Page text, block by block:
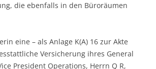
die ebenfalls in den Büroräumen
eine – als Anlage K(A) 16 zur Akte
Versicherung ihres General
President Operations, Herrn Q R,